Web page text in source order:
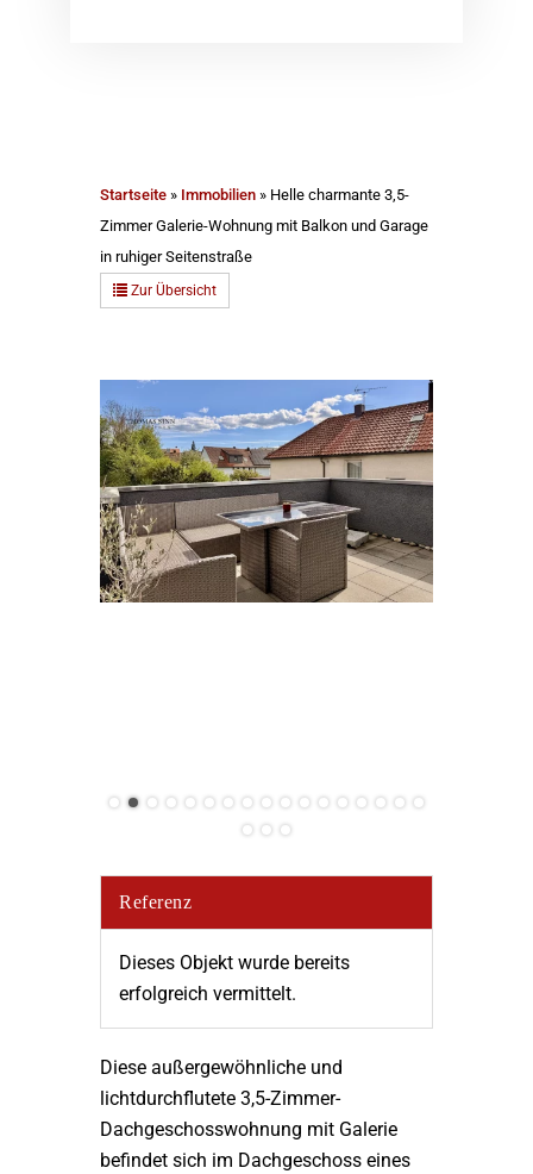
Startseite » Immobilien » Helle charmante 3,5-
Zimmer Galerie-Wohnung mit Balkon und Garage
in ruhiger Seitenstraße
Zur Übersicht
Referenz
Dieses Objekt wurde bereits
erfolgreich vermittelt.
Diese außergewöhnliche und
lichtdurchflutete 3,5-Zimmer-
Dachgeschosswohnung mit Galerie
befindet sich im Dachgeschoss eines